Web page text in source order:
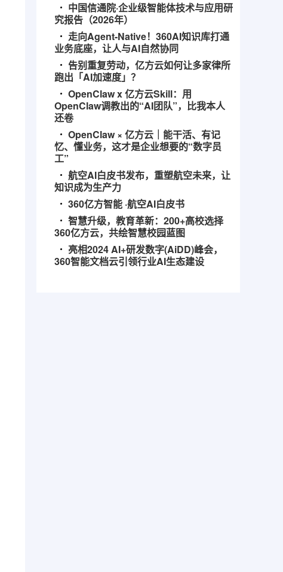
中国信通院·企业级智能体技术与应用研
究报告（2026年）
走向Agent-Native！360AI知识库打通
业务底座，让人与AI自然协同
告别重复劳动，亿方云如何让多家律所
跑出「AI加速度」？
OpenClaw x 亿方云Skill：用
OpenClaw调教出的“AI团队”，比我本人
还卷
OpenClaw × 亿方云｜能干活、有记
忆、懂业务，这才是企业想要的“数字员
工”
航空AI白皮书发布，重塑航空未来，让
知识成为生产力
360亿方智能 ·航空AI白皮书
智慧升级，教育革新：200+高校选择
360亿方云，共绘智慧校园蓝图
亮相2024 AI+研发数字(AiDD)峰会，
360智能文档云引领行业AI生态建设